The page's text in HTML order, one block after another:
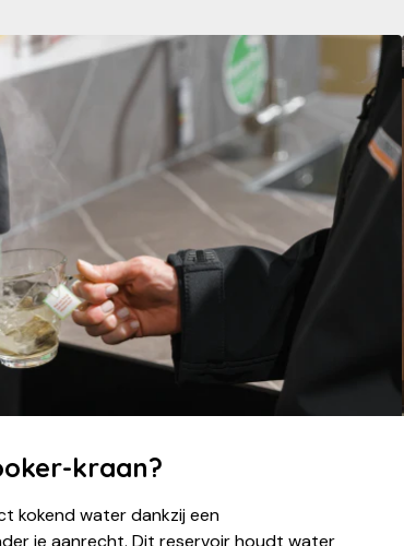
kraan?
kokend water dankzij een
je aanrecht. Dit reservoir houdt water